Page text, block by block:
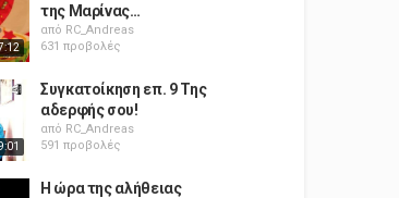
της Μαρίνας…
από RC_Andreas
631 προβολές
Συγκατοίκηση επ. 9 Της
αδερφής σου!
από RC_Andreas
591 προβολές
Η ώρα της αλήθειας